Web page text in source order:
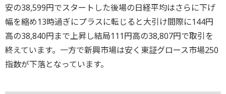
安の38,599円でスタートした後場の日経平均はさらに下げ
幅を縮め13時過ぎにプラスに転じると大引け間際に144円
高の38,840円まで上昇し結局111円高の38,807円で取引を
終えています。一方で新興市場は安く東証グロース市場250
指数が下落となっています。